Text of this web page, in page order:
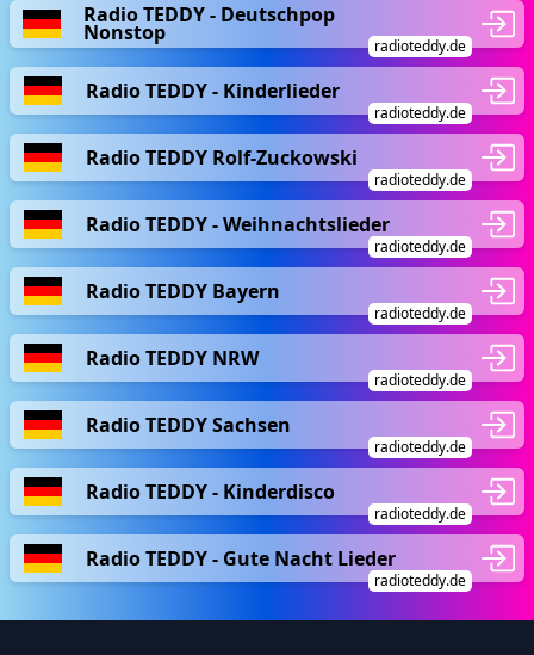
Radio TEDDY - Deutschpop
Nonstop
radioteddy.de
Radio TEDDY - Kinderlieder
radioteddy.de
Radio TEDDY Rolf-Zuckowski
radioteddy.de
Radio TEDDY - Weihnachtslieder
radioteddy.de
Radio TEDDY Bayern
radioteddy.de
Radio TEDDY NRW
radioteddy.de
Radio TEDDY Sachsen
radioteddy.de
Radio TEDDY - Kinderdisco
radioteddy.de
Radio TEDDY - Gute Nacht Lieder
radioteddy.de